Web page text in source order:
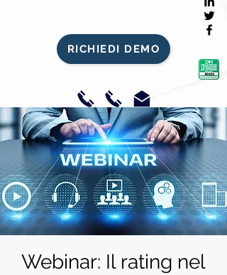
RICHIEDI DEMO
Webinar: Il rating nel